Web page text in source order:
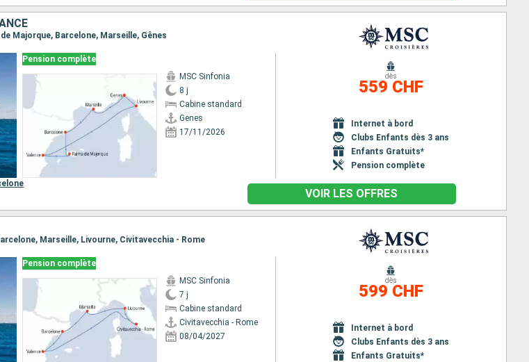
Majorque, Barcelone, Marseille, Gênes
Pension complète
MSC Sinfonia
8 j
Cabine standard
Genes
17/11/2026
dès
559 CHF
Internet à bord
Clubs Enfants dès 3 ans
Enfants Gratuits*
Pension complète
VOIR LES OFFRES
Marseille, Livourne, Civitavecchia - Rome
Pension complète
MSC Sinfonia
7 j
Cabine standard
Civitavecchia - Rome
08/04/2027
dès
599 CHF
Internet à bord
Clubs Enfants dès 3 ans
Enfants Gratuits*